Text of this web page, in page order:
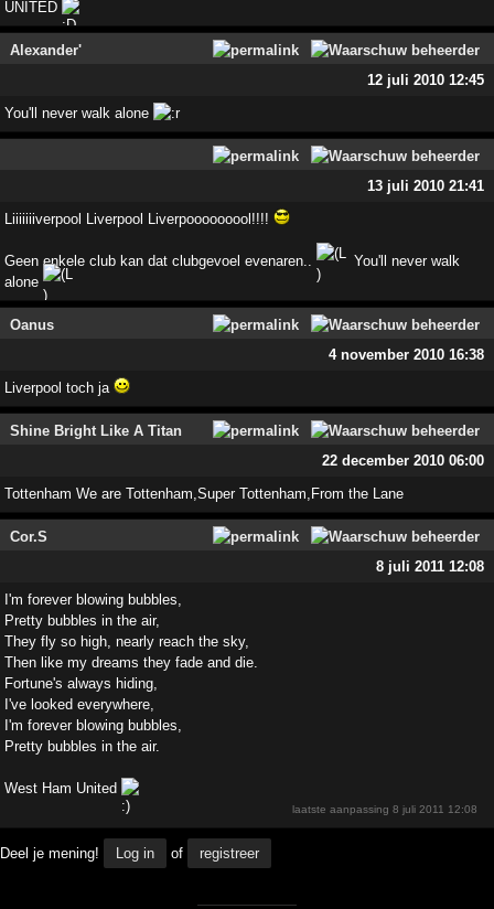
UNITED
Alexander'
12 juli 2010 12:45
You'll never walk alone
13 juli 2010 21:41
Liiiiiiiverpool Liverpool Liverpooooooool!!!!
Geen enkele club kan dat clubgevoel evenaren..
You'll never walk
alone
Oanus
4 november 2010 16:38
Liverpool toch ja
Shine Bright Like A Titan
22 december 2010 06:00
Tottenham We are Tottenham,Super Tottenham,From the Lane
Cor.S
8 juli 2011 12:08
I'm forever blowing bubbles,
Pretty bubbles in the air,
They fly so high, nearly reach the sky,
Then like my dreams they fade and die.
Fortune's always hiding,
I've looked everywhere,
I'm forever blowing bubbles,
Pretty bubbles in the air.
West Ham United
laatste aanpassing8 juli 2011 12:08
Deel je mening! Log in of registreer